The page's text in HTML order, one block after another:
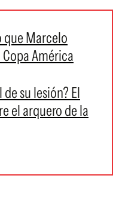
que Marcelo
América
su lesión? El
el arquero de la